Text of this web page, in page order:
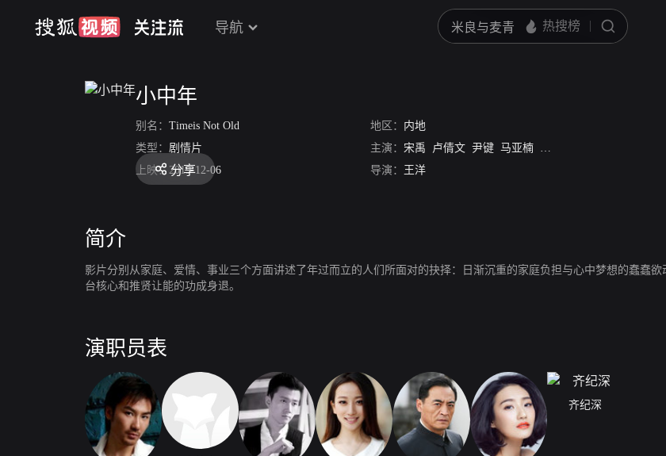
导航
小中年
别名： Timeis Not Old 地区： 内地
类型： 剧情片 主演： 宋禹 卢倩文 尹键 马亚楠 赵晓明
上映： 2019-12-06 导演： 王洋
分享
简介
影片分别从家庭、爱情、事业三个方面讲述了年过而立的人们所面对的抉择：日渐沉重的家庭负担与心中梦想的蠢蠢
台核心和推贤让能的功成身退。
演职员表
齐纪深